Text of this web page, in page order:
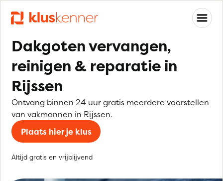
Dakgoten vervangen,
reinigen & reparatie in
Rijssen
Ontvang binnen 24 uur gratis meerdere voorstellen
van vakmannen in Rijssen.
Plaats hier je klus
Altijd gratis en vrijblijvend